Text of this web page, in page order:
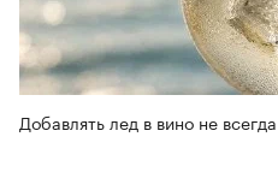
Добавлять лед в вино не